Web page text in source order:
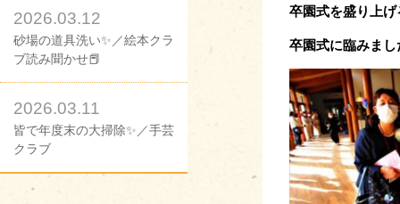
2026.03.12
砂場の道具洗い✨／絵本クラ
ブ読み聞かせ📕
2026.03.11
皆で年度末の大掃除✨／手芸
クラブ
卒園式を盛り上
卒園式に臨みまし